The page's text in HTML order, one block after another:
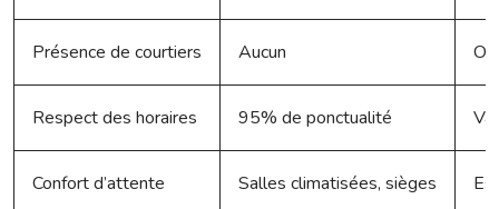
Présence de courtiers Aucun
Respect des horaires 95% de ponctualité
Confort d’attente Salles climatisées, sièges